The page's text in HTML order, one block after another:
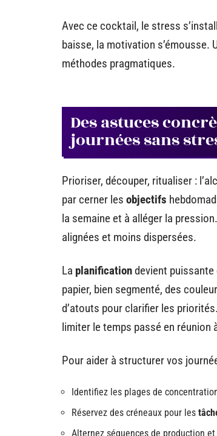
Avec ce cocktail, le stress
baisse, la motivation s’émousse.
méthodes pragmatiques.
Des astuces
journées sans
Prioriser, découper, ritualiser :
par cerner les objectifs
la semaine et à alléger la
alignées et moins dispersées.
La planificationdevient
papier, bien segmenté, des
d’atouts pour clarifier les
limiter le temps passé en réunion
Pour aider à structurer vos
Identifiez les plages de
Réservez des créneaux pour les
Alternez séquences de production et